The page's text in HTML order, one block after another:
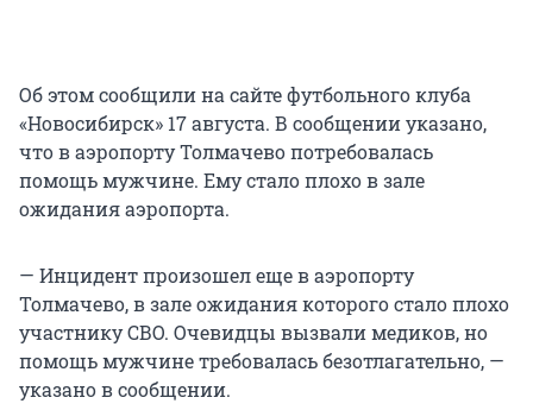
Об этом сообщили на сайте футбольного клуба
«Новосибирск» 17 августа. В сообщении указано,
что в аэропорту Толмачево потребовалась
помощь мужчине. Ему стало плохо в зале
ожидания аэропорта.
— Инцидент произошел еще в аэропорту
Толмачево, в зале ожидания которого стало плохо
участнику СВО. Очевидцы вызвали медиков, но
помощь мужчине требовалась безотлагательно, —
указано в сообщении.